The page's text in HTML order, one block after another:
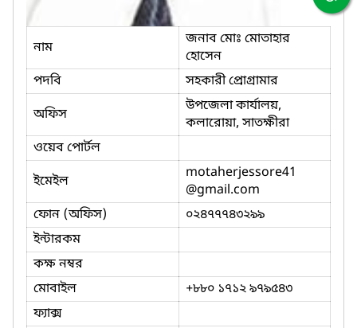
নাম
জনাব মোঃ মোতাহার
হোসেন
পদবি
সহকারী প্রোগ্রামার
অফিস
উপজেলা কার্যালয়,
কলারোয়া, সাতক্ষীরা
ওয়েব পোর্টল
ইমেইল
motaherjessore41
@gmail.com
ফোন (অফিস)
০২৪৭৭৭৪৩২৯৯
ইন্টারকম
কক্ষ নম্বর
মোবাইল
+৮৮০ ১৭১২ ৯৭৯৫৪৩
ফ্যাক্স